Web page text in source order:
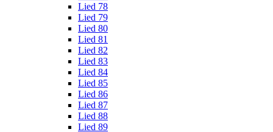
Lied 78
Lied 79
Lied 80
Lied 81
Lied 82
Lied 83
Lied 84
Lied 85
Lied 86
Lied 87
Lied 88
Lied 89